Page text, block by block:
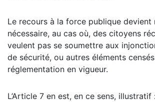
Le recours à la force publique devient
nécessaire, au cas où, des citoyens
veulent pas se soumettre aux
de sécurité, ou autres éléments
réglementation en vigueur.
L’Article 7 en est, en ce sens, illustratif